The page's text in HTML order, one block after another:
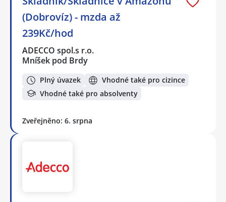
(Dobrovíz) - mzda až
239Kč/hod
ADECCO spol.s r.o.
Mníšek pod Brdy
Plný úvazek
Vhodné také pro cizince
Vhodné také pro absolventy
Zveřejněno: 6. srpna